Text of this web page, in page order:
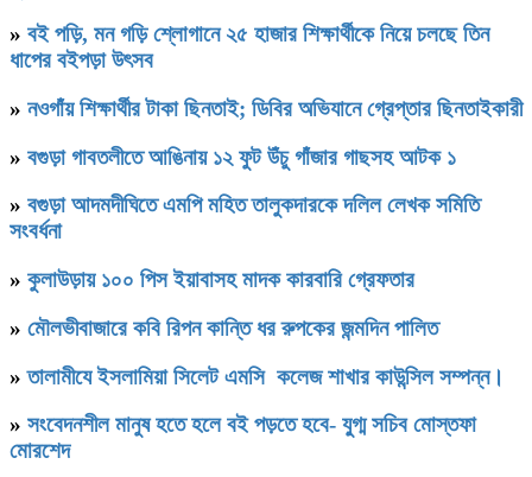
» বই পড়ি, মন গড়ি শ্লোগানে ২৫ হাজার শিক্ষার্থীকে নিয়ে চলছে তিন
ধাপের বইপড়া উৎসব
» নওগাঁয় শিক্ষার্থীর টাকা ছিনতাই; ডিবির অভিযানে গ্রেপ্তার ছিনতাইকারী
» বগুড়া গাবতলীতে আঙিনায় ১২ ফুট উঁচু গাঁজার গাছসহ আটক ১
» বগুড়া আদমদীঘিতে এমপি মহিত তালুকদারকে দলিল লেখক সমিতি
সংবর্ধনা
» কুলাউড়ায় ১০০ পিস ইয়াবাসহ মাদক কারবারি গ্রেফতার
» মৌলভীবাজারে কবি রিপন কান্তি ধর রুপকের জন্মদিন পালিত
»তালামীযে ইসলামিয়া সিলেট এমসি কলেজ শাখার কাউন্সিল সম্পন্ন।
» সংবেদনশীল মানুষ হতে হলে বই পড়তে হবে- যু্গ্ম সচিব মোস্তফা
মোরশেদ